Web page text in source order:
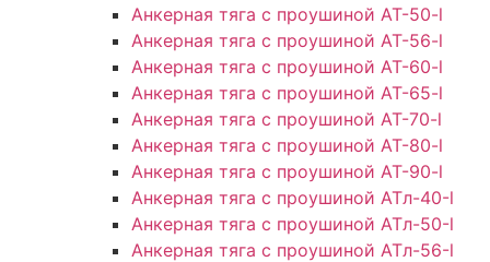
Анкерная тяга с проушиной AT-50-l
Анкерная тяга с проушиной AT-56-l
Анкерная тяга с проушиной AT-60-l
Анкерная тяга с проушиной AT-65-l
Анкерная тяга с проушиной AT-70-l
Анкерная тяга с проушиной AT-80-l
Анкерная тяга с проушиной AT-90-l
Анкерная тяга с проушиной АТл-40-l
Анкерная тяга с проушиной ATл-50-l
Анкерная тяга с проушиной ATл-56-l